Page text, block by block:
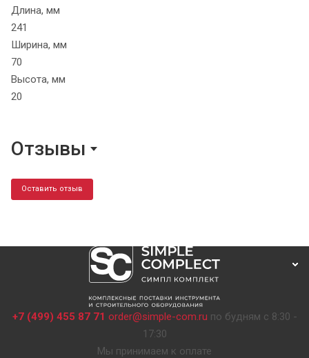
Длина, мм
241
Ширина, мм
70
Высота, мм
20
Отзывы
Оставить отзыв
+7 (499) 455 87 71 order@simple-com.ru по будням с 8:30 -
17:30
Мы принимаем к оплате